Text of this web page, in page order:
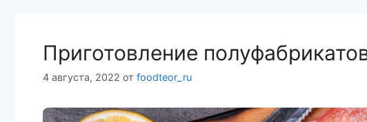
Приготовление
4 августа, 2022 от foodteor_ru